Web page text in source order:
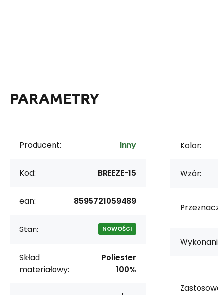
PARAMETRY
Producent: Inny
Kod: BREEZE-15
ean: 8595721059489
Stan: NOWOŚCI
Skład
materiałowy:
Poliester
100%
Kolor:
Wzór: